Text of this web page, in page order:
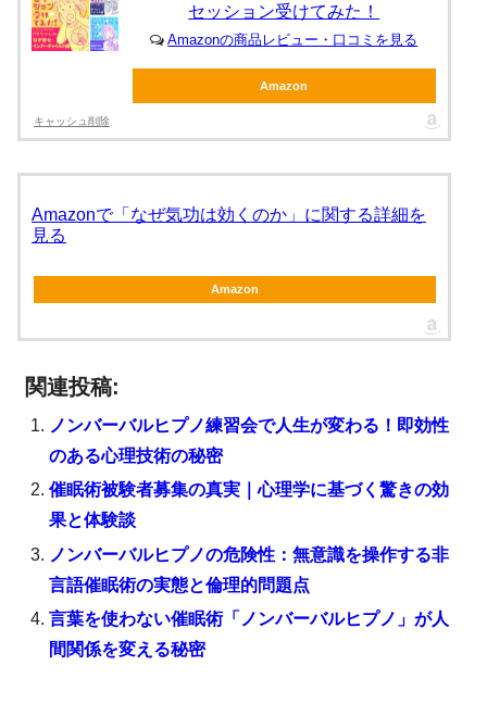
セッション受けてみた！
Amazonの商品レビュー・口コミを見る
Amazon
キャッシュ削除
Amazonで「なぜ気功は効くのか」に関する詳細を
見る
Amazon
関連投稿:
ノンバーバルヒプノ練習会で人生が変わる！即効性
のある心理技術の秘密
催眠術被験者募集の真実｜心理学に基づく驚きの効
果と体験談
ノンバーバルヒプノの危険性：無意識を操作する非
言語催眠術の実態と倫理的問題点
言葉を使わない催眠術「ノンバーバルヒプノ」が人
間関係を変える秘密